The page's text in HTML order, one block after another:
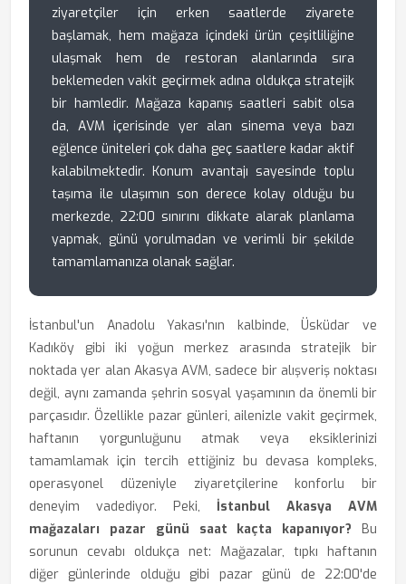
ziyaretçiler için erken saatlerde ziyarete
başlamak, hem mağaza içindeki ürün çeşitliliğine
ulaşmak hem de restoran alanlarında sıra
beklemeden vakit geçirmek adına oldukça stratejik
bir hamledir. Mağaza kapanış saatleri sabit olsa
da, AVM içerisinde yer alan sinema veya bazı
eğlence üniteleri çok daha geç saatlere kadar aktif
kalabilmektedir. Konum avantajı sayesinde toplu
taşıma ile ulaşımın son derece kolay olduğu bu
merkezde, 22:00 sınırını dikkate alarak planlama
yapmak, günü yorulmadan ve verimli bir şekilde
tamamlamanıza olanak sağlar.
İstanbul'un Anadolu Yakası'nın kalbinde, Üsküdar ve
Kadıköy gibi iki yoğun merkez arasında stratejik bir
noktada yer alan Akasya AVM, sadece bir alışveriş noktası
değil, aynı zamanda şehrin sosyal yaşamının da önemli bir
parçasıdır. Özellikle pazar günleri, ailenizle vakit geçirmek,
haftanın yorgunluğunu atmak veya eksiklerinizi
tamamlamak için tercih ettiğiniz bu devasa kompleks,
operasyonel düzeniyle ziyaretçilerine konforlu bir
deneyim vadediyor. Peki, İstanbul Akasya AVM
mağazaları pazar günü saat kaçta kapanıyor? Bu
sorunun cevabı oldukça net: Mağazalar, tıpkı haftanın
diğer günlerinde olduğu gibi pazar günü de 22:00'de